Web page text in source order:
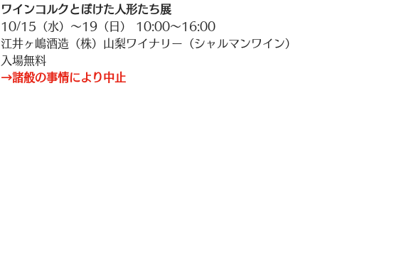
ワインコルクとぼけた人形たち展
10/15（水）〜19（日） 10:00〜16:00
江井ヶ嶋酒造（株）山梨ワイナリー（シャルマンワイン）
入場無料
→諸般の事情により中止